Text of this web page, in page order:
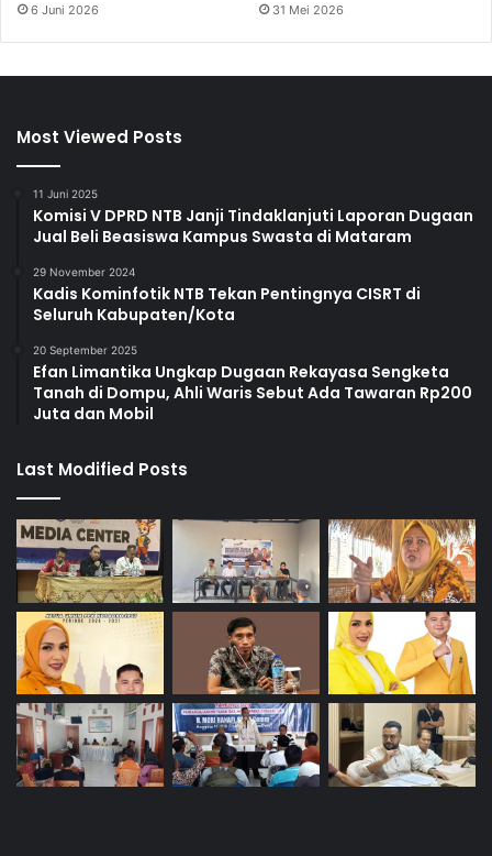
6 Juni 2026 31 Mei 2026
Most Viewed Posts
11 Juni 2025
Komisi V DPRD NTB Janji Tindaklanjuti Laporan Dugaan
Jual Beli Beasiswa Kampus Swasta di Mataram
29 November 2024
Kadis Kominfotik NTB Tekan Pentingnya CISRT di
Seluruh Kabupaten/Kota
20 September 2025
Efan Limantika Ungkap Dugaan Rekayasa Sengketa
Tanah di Dompu, Ahli Waris Sebut Ada Tawaran Rp200
Juta dan Mobil
Last Modified Posts